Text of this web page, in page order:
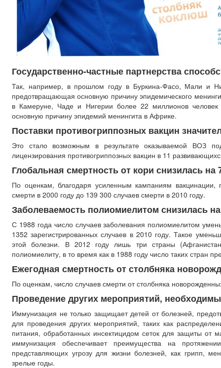
Государственно-частные партнерства
Так, например, в прошлом году в Буркина-Фасо, Мали и
предотвращающая основную причину эпидемического
в Камеруне, Чаде и Нигерии более 22 миллионов человек
основную причину эпидемий менингита в Африке.
Поставки противогриппозных вакцин
Это стало возможным в результате оказываемой ВОЗ
лицензирования противогриппозных вакцин в 11
Глобальная смертность от кори снизилась на
По оценкам, благодаря усиленным кампаниям вакцинации,
смерти в 2000 году до 139 300 случаев смерти в 2010 году.
Заболеваемость полиомиелитом снизилась
С 1988 года число случаев заболевания полиомиелитом
1352 зарегистрированных случаев в 2010 году. Такое
этой болезни. В 2012 году лишь три страны
полиомиелиту, в то время как в 1988 году число таких стран
Ежегодная смертность от столбняка
По оценкам, число случаев смерти от столбняка
Проведение других мероприятий,
Иммунизация не только защищает детей от болезней,
для проведения других мероприятий, таких как
питания, обработанных инсектицидом сеток для защиты от
иммунизация обеспечивает преимущества на
представляющих угрозу для жизни болезней, как грипп,
зрелые годы.